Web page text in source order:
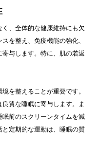
、全体的な健康維持にも欠
を整え、免疫機能の強化、
与します。特に、肌の若返
を整えることが重要です。
質な睡眠に寄与します。ま
前のスクリーンタイムを減
定期的な運動は、睡眠の質